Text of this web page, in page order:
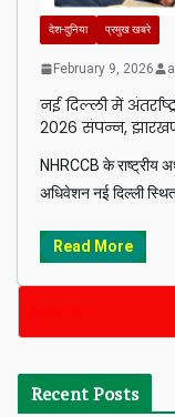
देश-दुनिया प्रमुख खबरे
February 9, 2026
नई दिल्ली में
2026 संपन्न,
NHRCCB के राष्ट्रीय
अधिवेशन नई दिल्ली
Read More
Recent Posts